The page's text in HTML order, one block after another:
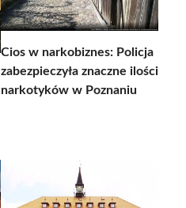
Cios w narkobiznes: Policja
zabezpieczyła znaczne ilości
narkotyków w Poznaniu